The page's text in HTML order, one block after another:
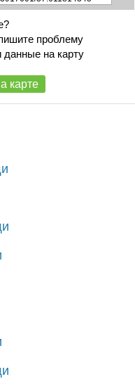
проблему
данные на карту
карте